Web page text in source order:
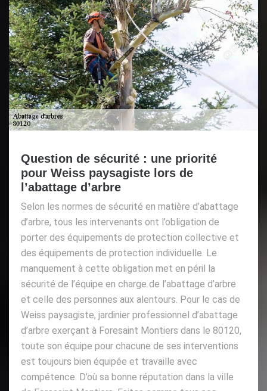
Question de sécurité : une priorité
pour Weiss paysagiste lors de
l’abattage d’arbre
Selon les normes de sécurité en matière d’abattage
d’arbre, tous les intervenants ont l’obligation de
porter des équipements de protection collective et
des équipements de protection individuelle. Le
manquement à cette obligation met en péril la
sécurité de l’équipe en charge de l’abattage d’arbre
et celle des personnes aux alentours. Pour le cas de
Weiss paysagiste, jardinier professionnel d’abattage
d’arbre exerçant à Foresaint Montiers dans le 80120,
toute son équipe pour chacune de ses interventions
est toujours bien équipée et travaille avec
compétence. D’où sa bonne réputation dans la ville